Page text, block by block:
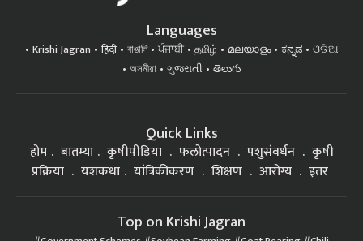
Languages
Krishi Jagran हिंदी বাঙালি ਪੰਜਾਬੀ தமிழ் മലയാളം ಕನ್ನಡ
ଓଡିଆ
অসমীয়া
ગુજરાતી తెలుగు
Quick Links
होम बातम्या कृषीपीडिया फलोत्पादन पशुसंवर्धन
कृषी
प्रक्रिया
यशकथा यांत्रिकीकरण शिक्षण आरोग्य इतर
Top on Krishi Jagran